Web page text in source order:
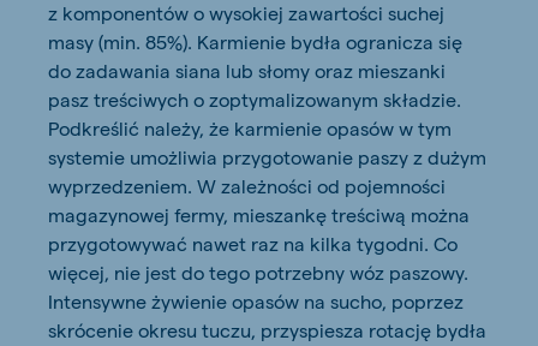
z komponentów o wysokiej zawartości suchej
masy (min. 85%). Karmienie bydła ogranicza się
do zadawania siana lub słomy oraz mieszanki
pasz treściwych o zoptymalizowanym składzie.
Podkreślić należy, że karmienie opasów w tym
systemie umożliwia przygotowanie paszy z dużym
wyprzedzeniem. W zależności od pojemności
magazynowej fermy, mieszankę treściwą można
przygotowywać nawet raz na kilka tygodni. Co
więcej, nie jest do tego potrzebny wóz paszowy.
Intensywne żywienie opasów na sucho, poprzez
skrócenie okresu tuczu, przyspiesza rotację bydła